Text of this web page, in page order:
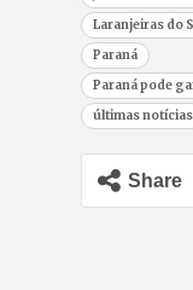
Laranjeiras do
Paraná
Paraná pode
últimas notícias
Share